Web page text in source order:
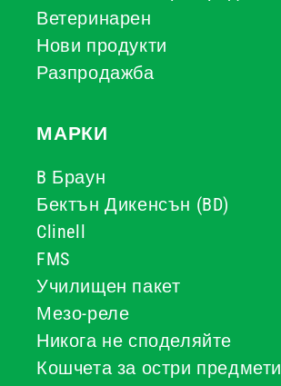
Ветеринарен
Нови продукти
Разпродажба
МАРКИ
B Браун
Бектън Дикенсън (BD)
Clinell
FMS
Училищен пакет
Мезо-реле
Никога не споделяйте
Кошчета за остри предмети